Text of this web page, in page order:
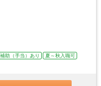
助（手当）あり
夏～秋入職可